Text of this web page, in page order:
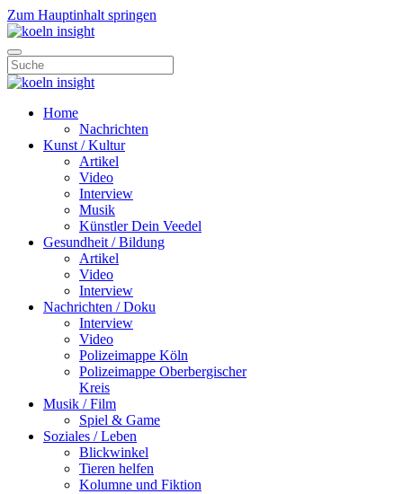
Zum Hauptinhalt springen
Home
Nachrichten
Kunst / Kultur
Artikel
Video
Interview
Musik
Künstler Dein Veedel
Gesundheit / Bildung
Artikel
Video
Interview
Nachrichten / Doku
Interview
Video
Polizeimappe Köln
Polizeimappe Oberbergischer
Kreis
Musik / Film
Spiel & Game
Soziales / Leben
Blickwinkel
Tieren helfen
Kolumne und Fiktion